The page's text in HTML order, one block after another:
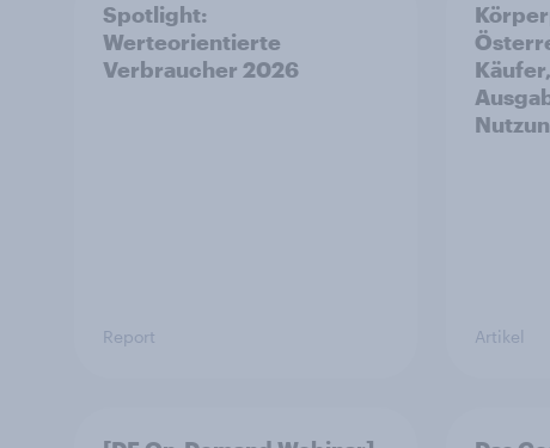
Spotlight:
Werteorientierte
Verbraucher 2026
Report Artikel